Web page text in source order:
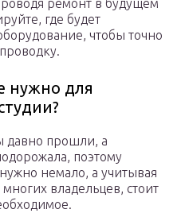
ремонт в будущем
где будет
чтобы точно
нужно для
давно прошли, а
поэтому
немало, а учитывая
владельцев, стоит